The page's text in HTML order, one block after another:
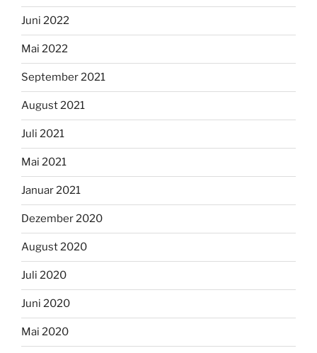
Juni 2022
Mai 2022
September 2021
August 2021
Juli 2021
Mai 2021
Januar 2021
Dezember 2020
August 2020
Juli 2020
Juni 2020
Mai 2020